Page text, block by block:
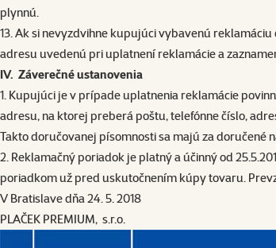
plynnú.
13. Ak si nevyzdvihne kupujúci vybavenú
adresu uvedenú pri uplatnení reklamácie a
IV. Záverečné ustanovenia
1. Kupujúci je v prípade uplatnenia reklamácie
adresu, na ktorej preberá poštu, telefónne číslo,
Takto doručovanej písomnosti sa majú za doručené
2. Reklamačný poriadok je platný a účinný od
poriadkom už pred uskutočnením kúpy tovaru.
V Bratislave dňa 24. 5. 2018
PLAČEK PREMIUM, s.r.o.